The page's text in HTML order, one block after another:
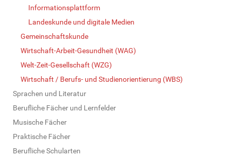
Informationsplattform
Landeskunde und digitale Medien
Gemeinschaftskunde
Wirtschaft-Arbeit-Gesundheit (WAG)
Welt-Zeit-Gesellschaft (WZG)
Wirtschaft / Berufs- und Studienorientierung (WBS)
Sprachen und Literatur
Berufliche Fächer und Lernfelder
Musische Fächer
Praktische Fächer
Berufliche Schularten